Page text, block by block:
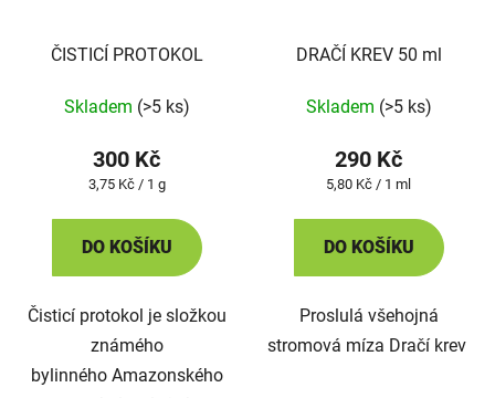
ČISTICÍ PROTOKOL
Skladem (>5 ks)
300 Kč
Měrná
3,75 Kč / 1 g
DO KOŠÍKU
Čisticí protokol je složkou
známého
bylinného Amazonského
DRAČÍ KREV 50 ml
Skladem (>5 ks)
290 Kč
Měrná
5,80 Kč / 1 ml
DO KOŠÍKU
Proslulá všehojná
stromová míza Dračí krev